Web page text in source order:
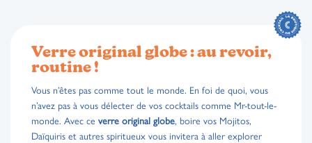
Verre original globe : au revoir,
routine !
Vous n’êtes pas comme tout le monde. En foi de quoi, vous
n’avez pas à vous délecter de vos cocktails comme Mr-tout-le-
monde. Avec ce verre original globe, boire vos Mojitos,
Daïquiris et autres spiritueux vous invitera à aller explorer